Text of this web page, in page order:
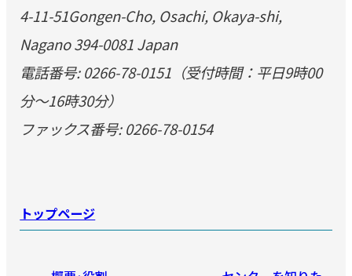
4-11-51Gongen-Cho, Osachi, Okaya-shi,
Nagano 394-0081 Japan
電話番号: 0266-78-0151（受付時間：平日9時00
分～16時30分）
ファックス番号: 0266-78-0154
トップページ